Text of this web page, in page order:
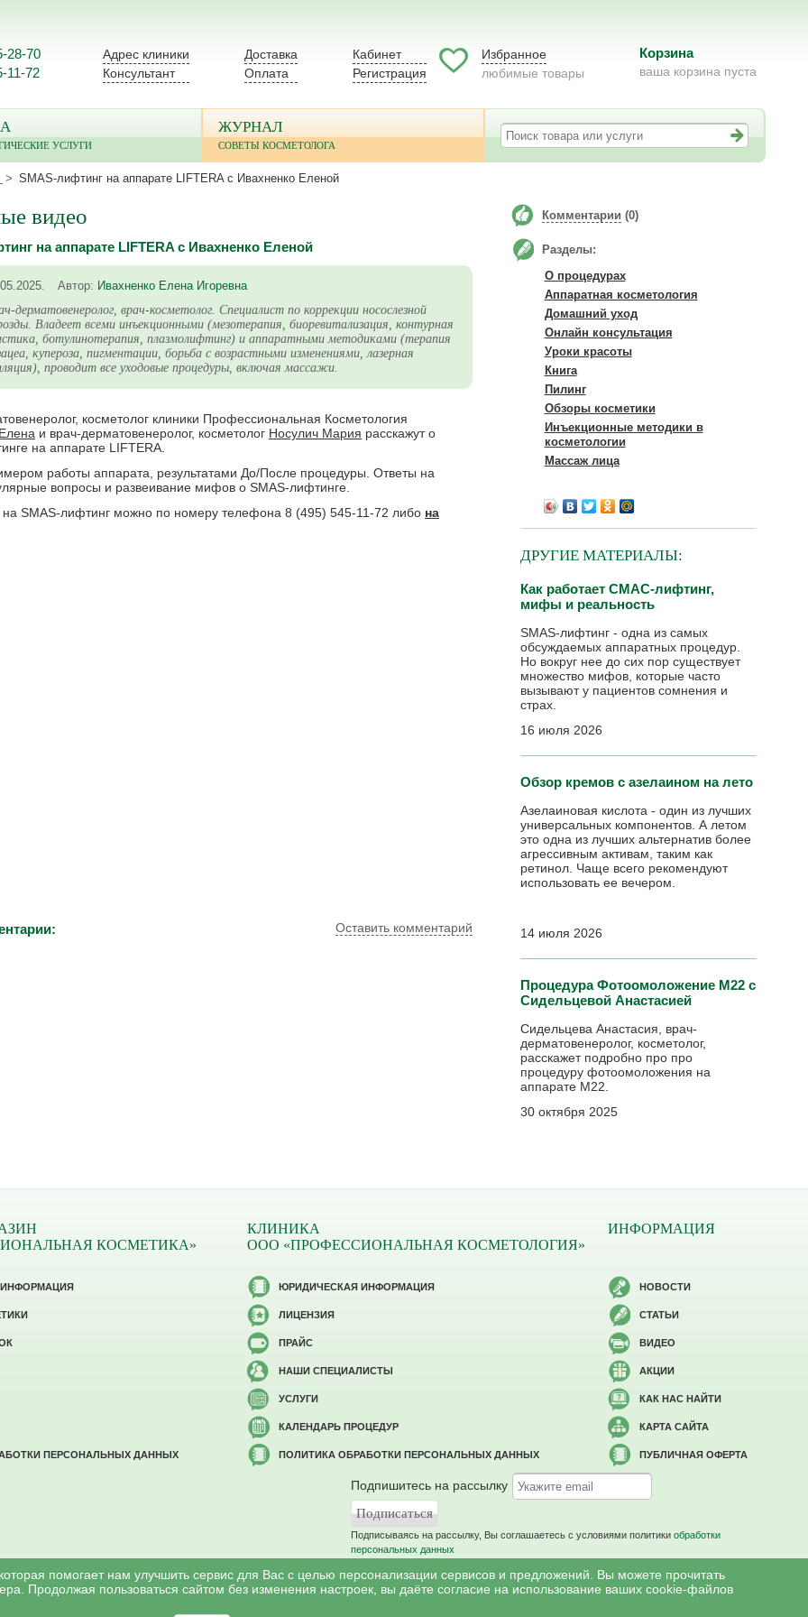
28-70
11-72
Адрес клиники
Консультант
Доставка
Оплата
Кабинет
Регистрация
Избранное
любимые товары
Корзина
ваша корзина пуста
УСЛУГИ
ЖУРНАЛ
СОВЕТЫ КОСМЕТОЛОГА
SMAS-лифтинг на аппарате LIFTERA с Ивахненко Еленой
видео
на аппарате LIFTERA с Ивахненко Еленой
Автор: Ивахненко Елена Игоревна
дерматовенеролог, врач-косметолог. Специалист по коррекции носослезной
Владеет всеми инъекционными (мезотерапия, биоревитализация, контурная
ботулинотерапия, плазмолифтинг) и аппаратными методиками (терапия
купероза, пигментации, борьба с возрастными изменениями, лазерная
проводит все уходовые процедуры, включая массажи.
косметолог клиники Профессиональная Косметология
и врач-дерматовенеролог, косметолог Носулич Мария расскажут о
на аппарате LIFTERA.
работы аппарата, результатами До/После процедуры. Ответы на
вопросы и развеивание мифов о SMAS-лифтинге.
на SMAS-лифтинг можно по номеру телефона 8 (495) 545-11-72 либо на
Оставить комментарий
Комментарии (0)
Разделы:
О процедурах
Аппаратная косметология
Домашний уход
Онлайн консультация
Уроки красоты
Книга
Пилинг
Обзоры косметики
Инъекционные методики в
косметологии
Массаж лица
ДРУГИЕ МАТЕРИАЛЫ:
Как работает СМАС-лифтинг,
мифы и реальность
SMAS-лифтинг - одна из самых
обсуждаемых аппаратных процедур.
Но вокруг нее до сих пор существует
множество мифов, которые часто
вызывают у пациентов сомнения и
страх.
16 июля 2026
Обзор кремов с азелаином на лето
Азелаиновая кислота - один из лучших
универсальных компонентов. А летом
это одна из лучших альтернатив более
агрессивным активам, таким как
ретинол. Чаще всего рекомендуют
использовать ее вечером.
14 июля 2026
Процедура Фотоомоложение М22 с
Сидельцевой Анастасией
Сидельцева Анастасия, врач-
дерматовенеролог, косметолог,
расскажет подробно про про
процедуру фотоомоложения на
аппарате М22.
30 октября 2025
КОСМЕТИКА»
ПЕРСОНАЛЬНЫХ ДАННЫХ
КЛИНИКА
ООО «ПРОФЕССИОНАЛЬНАЯ КОСМЕТОЛОГИЯ»
ЮРИДИЧЕСКАЯ ИНФОРМАЦИЯ
ЛИЦЕНЗИЯ
ПРАЙС
НАШИ СПЕЦИАЛИСТЫ
УСЛУГИ
КАЛЕНДАРЬ ПРОЦЕДУР
ПОЛИТИКА ОБРАБОТКИ ПЕРСОНАЛЬНЫХ ДАННЫХ
ИНФОРМАЦИЯ
НОВОСТИ
СТАТЬИ
ВИДЕО
АКЦИИ
КАК НАС НАЙТИ
КАРТА САЙТА
ПУБЛИЧНАЯ ОФЕРТА
Подпишитесь на рассылку
Подписываясь на рассылку, Вы соглашаетесь c условиями политики обработки
персональных данных
помогает нам улучшить сервис для Вас с целью персонализации сервисов и предложений. Вы можете прочитать
Продолжая пользоваться сайтом без изменения настроек, вы даёте согласие на использование ваших cookie-файлов